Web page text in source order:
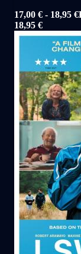
17,00 € - 18,95 €
18,95 €